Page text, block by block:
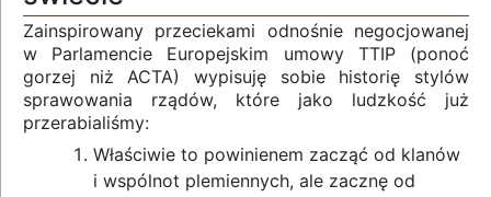
Zainspirowany przeciekami odnośnie negocjowanej
w Parlamencie Europejskim umowy TTIP (ponoć
gorzej niż ACTA) wypisuję sobie historię stylów
sprawowania rządów, które jako ludzkość już
przerabialiśmy:
Właściwie to powinienem zacząć od klanów
i wspólnot plemiennych, ale zacznę od